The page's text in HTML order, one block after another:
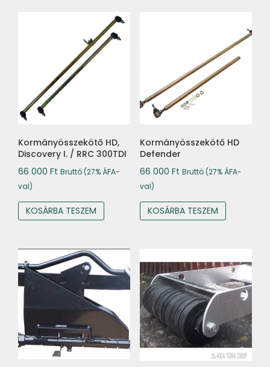
Kormányösszekötő HD,
Discovery I. / RRC 300TDI
66 000 Ft Bruttó (27% ÁFA-
val)
KOSÁRBA TESZEM
Kormányösszekötő HD
Defender
66 000 Ft Bruttó (27% ÁFA-
val)
KOSÁRBA TESZEM